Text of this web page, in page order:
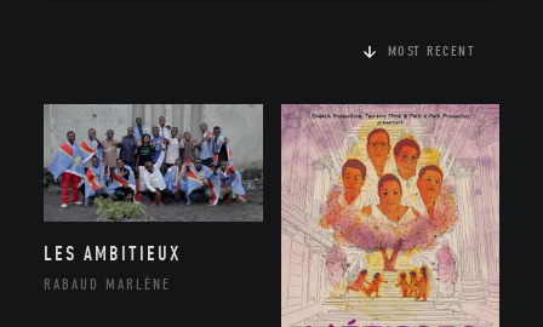
MOST RECENT
LES AMBITIEUX
RABAUD MARLÈNE